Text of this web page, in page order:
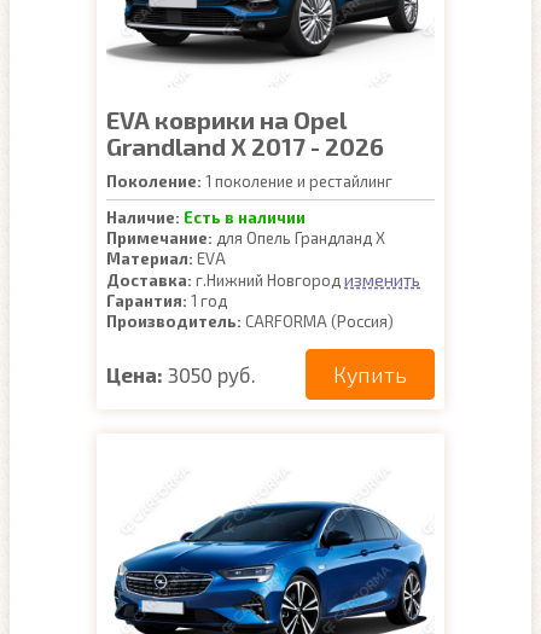
EVA коврики на Opel
Grandland X 2017 - 2026
Поколение: 1 поколение и рестайлинг
Наличие: Есть в наличии
Примечание: для Опель Грандланд Х
Материал: EVA
Доставка: г.Нижний Новгород изменить
Гарантия: 1 год
Производитель: CARFORMA (Россия)
Цена: 3050 руб. Купить